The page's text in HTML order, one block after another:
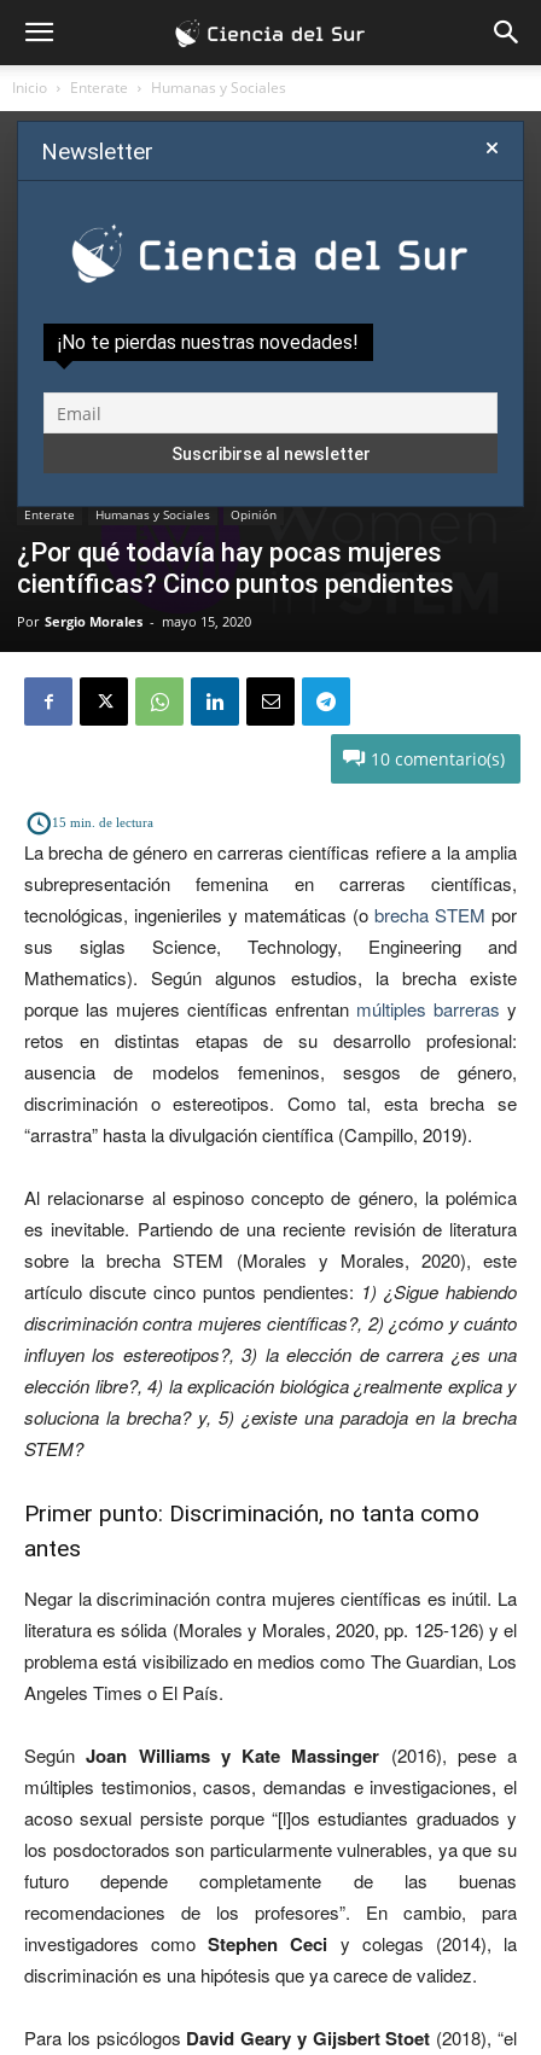
Inicio Enterate Humanas y Sociales
Enterate Humanas y Sociales Opinión
¿Por qué todavía hay pocas mujeres
científicas? Cinco puntos pendientes
Por Sergio Morales - mayo 15, 2020
10
15 min. de lectura
La brecha de género en carreras científicas refiere a la amplia
subrepresentación femenina en carreras científicas,
tecnológicas, ingenieriles y matemáticas (o brecha STEM por
sus siglas Science, Technology, Engineering and
Mathematics). Según algunos estudios, la brecha existe
porque las mujeres científicas enfrentan múltiples barreras y
retos en distintas etapas de su desarrollo profesional:
ausencia de modelos femeninos, sesgos de género,
discriminación o estereotipos. Como tal, esta brecha se
“arrastra” hasta la divulgación científica (Campillo, 2019).
Al relacionarse al espinoso concepto de género, la polémica
es inevitable. Partiendo de una reciente revisión de literatura
sobre la brecha STEM (Morales y Morales, 2020), este
artículo discute cinco puntos pendientes: 1) ¿Sigue habiendo
discriminación contra mujeres científicas?, 2) ¿cómo y cuánto
influyen los estereotipos?, 3) la elección de carrera ¿es una
elección libre?, 4) la explicación biológica ¿realmente explica y
soluciona la brecha? y, 5) ¿existe una paradoja en la brecha
STEM?
Primer punto: Discriminación, no tanta como
antes
Negar la discriminación contra mujeres científicas es inútil. La
literatura es sólida (Morales y Morales, 2020, pp. 125-126) y el
problema está visibilizado en medios como The Guardian, Los
Angeles Times o El País.
SegúnJoan Williams y Kate Massinger (2016), pese a
múltiples testimonios, casos, demandas e investigaciones, el
acoso sexual persiste porque “[l]os estudiantes graduados y
los posdoctorados son particularmente vulnerables, ya que su
futuro depende completamente de las buenas
recomendaciones de los profesores”. En cambio, para
investigadores como Stephen Ceci y colegas (2014), la
discriminación es una hipótesis que ya carece de validez.
Para los psicólogos David Geary y Gijsbert Stoet (2018), “el
Newsletter
¡No te pierdas nuestras novedades!